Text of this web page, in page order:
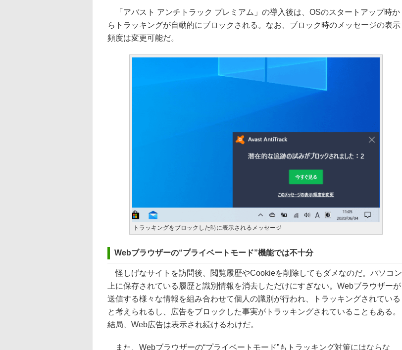
「アバスト アンチトラック プレミアム」の導入後は、OSのスタートアップ時か
らトラッキングが自動的にブロックされる。なお、ブロック時のメッセージの表示
頻度は変更可能だ。
トラッキングをブロックした時に表示されるメッセージ
Webブラウザーの“プライベートモード”機能では不十分
怪しげなサイトを訪問後、閲覧履歴やCookieを削除してもダメなのだ。パソコン
上に保存されている履歴と識別情報を消去しただけにすぎない。Webブラウザーが
送信する様々な情報を組み合わせて個人の識別が行われ、トラッキングされている
と考えられるし、広告をブロックした事実がトラッキングされていることもある。
結局、Web広告は表示され続けるわけだ。
また、Webブラウザーの“プライベートモード”もトラッキング対策にはならな